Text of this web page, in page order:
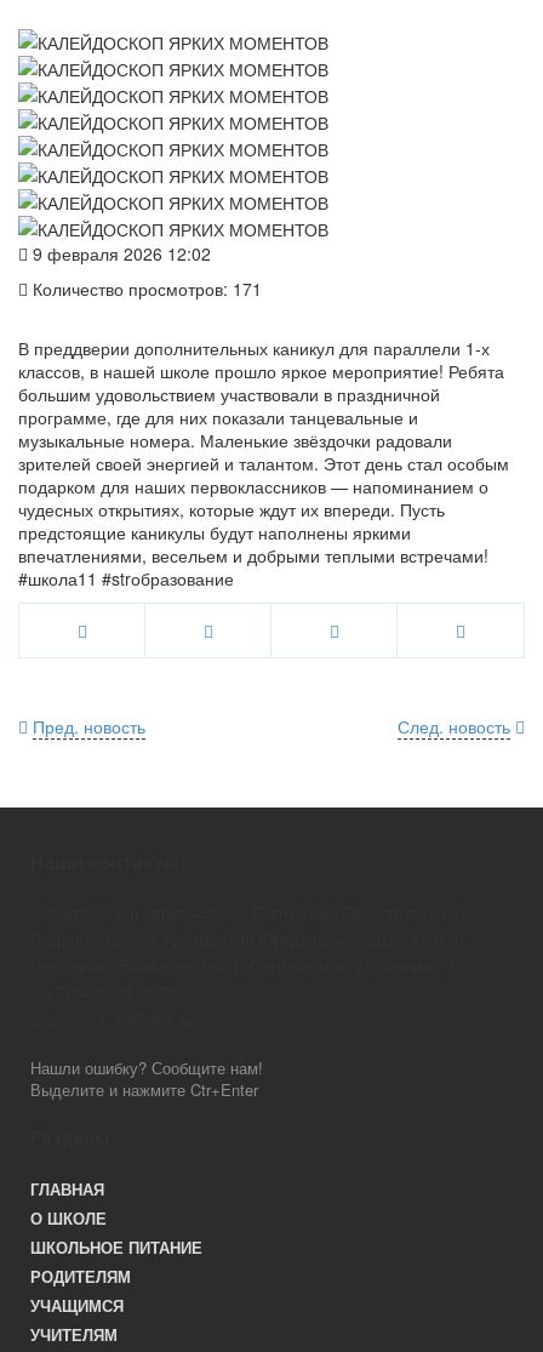
9 февраля 2026 12:02
Количество просмотров: 171
В преддверии дополнительных каникул для параллели 1-х
классов, в нашей школе прошло яркое мероприятие! Ребята
большим удовольствием участвовали в праздничной
программе, где для них показали танцевальные и
музыкальные номера. Маленькие звёздочки радовали
зрителей своей энергией и талантом. Этот день стал особым
подарком для наших первоклассников — напоминанием о
чудесных открытиях, которые ждут их впереди. Пусть
предстоящие каникулы будут наполнены яркими
впечатлениями, весельем и добрыми теплыми встречами!
#школа11 #strобразование
След. новость
Пред. новость
Нашли ошибку? Сообщите нам!
Выделите и нажмите Ctr+Enter
ГЛАВНАЯ
О ШКОЛЕ
ШКОЛЬНОЕ ПИТАНИЕ
РОДИТЕЛЯМ
УЧАЩИМСЯ
УЧИТЕЛЯМ